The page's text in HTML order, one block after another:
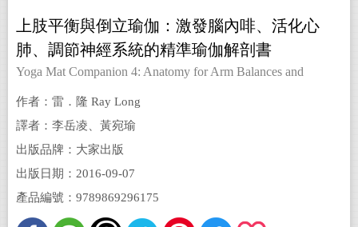
上肢平衡與倒立瑜伽：激發腦內啡、活化心
肺、調節神經系統的精準瑜伽解剖書
Yoga Mat Companion 4: Anatomy for Arm Balances and
作者：雷．隆 Ray Long
譯者：李岳凌、黃宛瑜
出版品牌：大家出版
出版日期：2016-09-07
產品編號：9789869296175